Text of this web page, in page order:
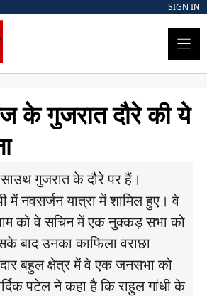
SIGN IN
के गुजरात दौरे की ये
गुजरात के दौरे पर हैं।
में नवसर्जन यात्रा में शामिल हुए। वे
को वे सचिन में एक नुक्कड़ सभा को
बाद उनका काफिला वराछा
बहुल क्षेत्र में वे एक जनसभा को
पटेल ने कहा है कि राहुल गांधी के